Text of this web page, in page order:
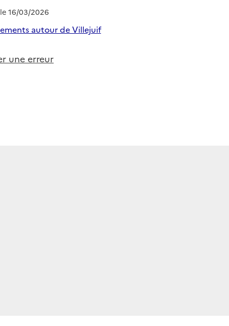
16/03/2026
autour de Villejuif
une erreur